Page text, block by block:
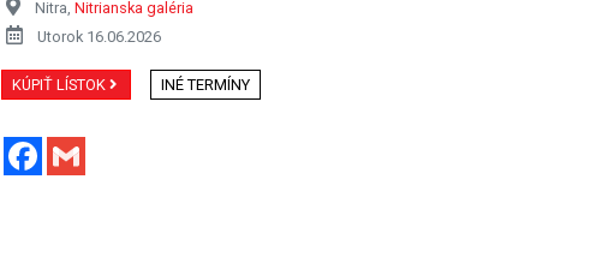
Nitra, Nitrianska galéria
Utorok 16.06.2026
KÚPIŤ LÍSTOK INÉ TERMÍNY
Facebook